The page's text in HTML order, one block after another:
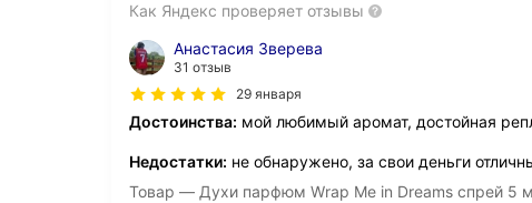
Как Яндекс проверяет отзывы
Анастасия Зверева
31 отзыв
29 января
Достоинства: мой любимый аромат, достойная
Недостатки: не обнаружено, за свои деньги
Товар — Духи парфюм Wrap Me in Dreams спрей 5